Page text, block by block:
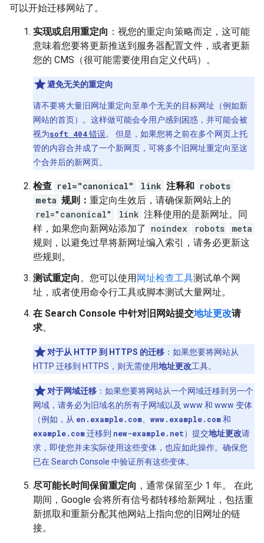
可以开始迁移网站了。
实现或启用重定向 ：视您的重定向策略而定，这可能
意味着您要将更新推送到服务器配置文件，或者更新
您的 CMS（很可能需要使用自定义代码）。
避免无关的重定向
请不要将大量旧网址重定向至单个无关的目标网址（例如新
网站的首页）。这样做可能会令用户感到困惑，并可能会被
视为soft 404错误。 但是，如果您将之前在多个网页上托
管的内容合并成了一个新网页，可将多个旧网址重定向至这
个合并后的新网页。
检查 rel="canonical" link 注释和 robots
meta 规则： 重定向生效后，请确保新网站上的
rel="canonical"
link 注释使用的是新网址。同
样，如果您向新网站添加了 noindex robots
meta
规则，以避免过早将新网址编入索引，请务必更新这
些规则。
测试重定向。您可以使用网址检查工具测试单个网
址，或者使用命令行工具或脚本测试大量网址。
在 Search Console 中针对旧网站提交地址更改请
求。
对于从 HTTP 到 HTTPS 的迁移 ：如果您要将网站从
HTTP 迁移到 HTTPS，则无需使用地址更改工具。
对于网域迁移 ：如果您要将网站从一个网域迁移到另一个
网域，请务必为旧域名的所有子网域以及 www 和 www 变体
（例如，从 en.example.com www.example.com和
example.com迁移到 new-example.net）提交地址更改请
求，即使您并未实际使用这些变体，也应如此操作。确保您
已在 Search Console 中验证所有这些变体。
尽可能长时间保留重定向 ，通常保留至少 1 年。 在此
期间，Google 会将所有信号都转移给新网址，包括重
新抓取和重新分配其他网站上指向您的旧网址的链
接。